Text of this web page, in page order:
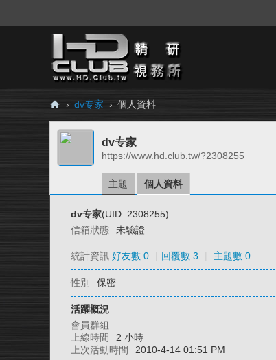
H
Cl
› dv专家 › 個人資料
dv专家
https://www.hd.club.tw/?2308255
主題 個人資料
dv专家(UID: 2308255)
信箱狀態
未驗證
統計資訊 好友數 0 回覆數 3 主題數 0
性別 保密
活躍概況
會員群組
上線時間
2 小時
上次活動時間
2010-4-14 01:51 PM